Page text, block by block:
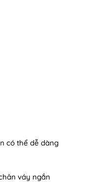
có thể dễ dàng
váy ngắn